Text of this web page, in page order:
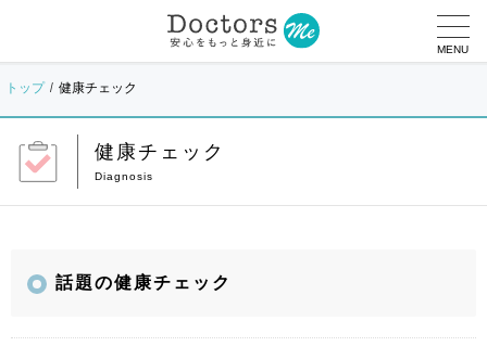
MENU
トップ 健康チェック
健康チェック
話題の健康チェック